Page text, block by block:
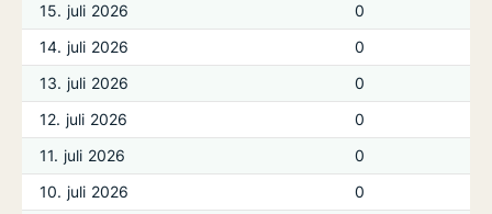
15. juli 2026
0
14. juli 2026
0
13. juli 2026
0
12. juli 2026
0
11. juli 2026
0
10. juli 2026
0